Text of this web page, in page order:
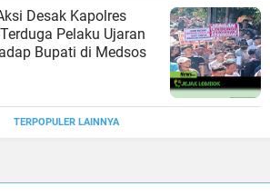
Desak Kapolres
Pelaku Ujaran
Bupati di Medsos
TERPOPULER LAINNYA